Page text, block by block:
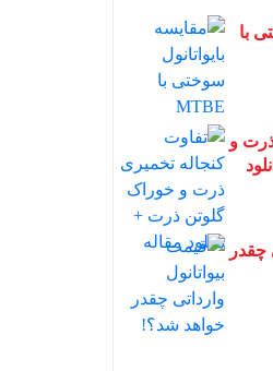
با
و
چقدر